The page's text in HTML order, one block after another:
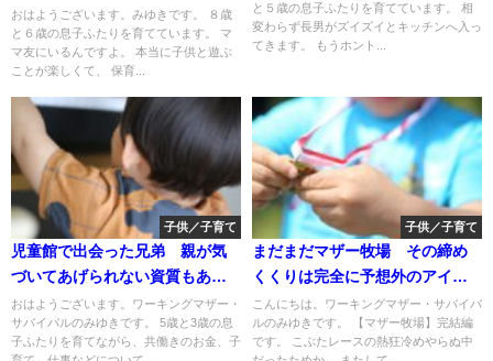
おはようございます。みゆきです。 ８歳
と６歳の息子ふたりを育てています。 マ
マ友にいるんですよ。 本当に子供と遊ぶ
ことが楽しくて、 保育...
と５歳の息子ふたりを育てています。 相
変わらず長男がズイズイとキッチンへ入っ
てきます。 もうホント...
子供／子育て
児童館で出会った兄弟 親が気
づいてあげられない資質もある
と思った。
おはようございます。ワーキングマザー・
サバイバルのみゆきです。 5歳と3歳の息
子ふたりを育てながら、共働きのお金、子
子供／子育て
まだまだマザー牧場 その締め
くくりは完全に予想外のアイ
ツ！
こんにちは。ワーキングマザー・サバイバ
ルのみゆきです。 【マザー牧場】完結編
です。 こぶたレースの熱狂冷めやらぬ中